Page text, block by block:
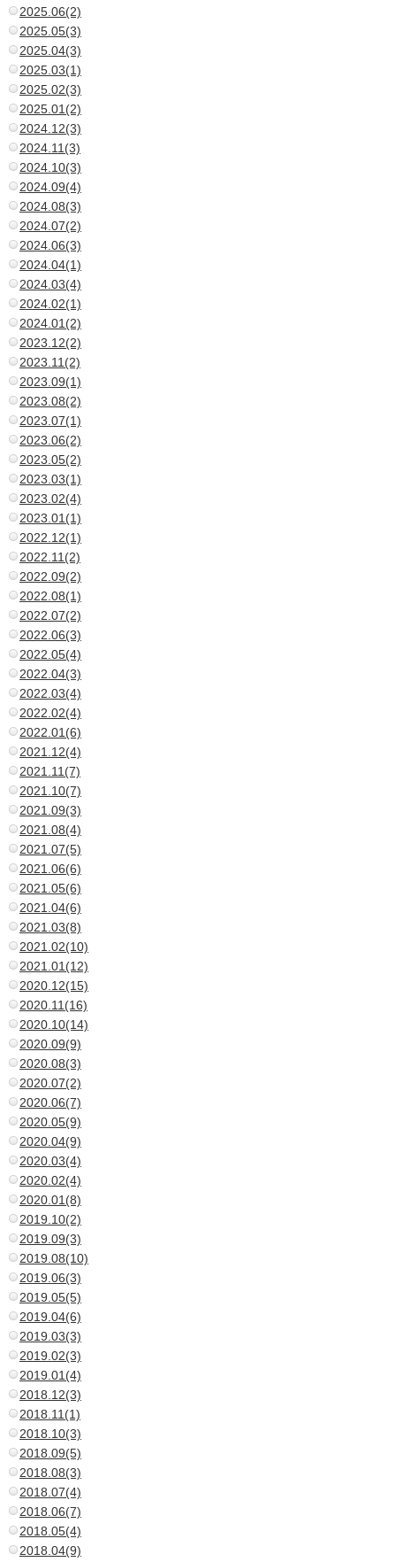
2025.06(2)
2025.05(3)
2025.04(3)
2025.03(1)
2025.02(3)
2025.01(2)
2024.12(3)
2024.11(3)
2024.10(3)
2024.09(4)
2024.08(3)
2024.07(2)
2024.06(3)
2024.04(1)
2024.03(4)
2024.02(1)
2024.01(2)
2023.12(2)
2023.11(2)
2023.09(1)
2023.08(2)
2023.07(1)
2023.06(2)
2023.05(2)
2023.03(1)
2023.02(4)
2023.01(1)
2022.12(1)
2022.11(2)
2022.09(2)
2022.08(1)
2022.07(2)
2022.06(3)
2022.05(4)
2022.04(3)
2022.03(4)
2022.02(4)
2022.01(6)
2021.12(4)
2021.11(7)
2021.10(7)
2021.09(3)
2021.08(4)
2021.07(5)
2021.06(6)
2021.05(6)
2021.04(6)
2021.03(8)
2021.02(10)
2021.01(12)
2020.12(15)
2020.11(16)
2020.10(14)
2020.09(9)
2020.08(3)
2020.07(2)
2020.06(7)
2020.05(9)
2020.04(9)
2020.03(4)
2020.02(4)
2020.01(8)
2019.10(2)
2019.09(3)
2019.08(10)
2019.06(3)
2019.05(5)
2019.04(6)
2019.03(3)
2019.02(3)
2019.01(4)
2018.12(3)
2018.11(1)
2018.10(3)
2018.09(5)
2018.08(3)
2018.07(4)
2018.06(7)
2018.05(4)
2018.04(9)